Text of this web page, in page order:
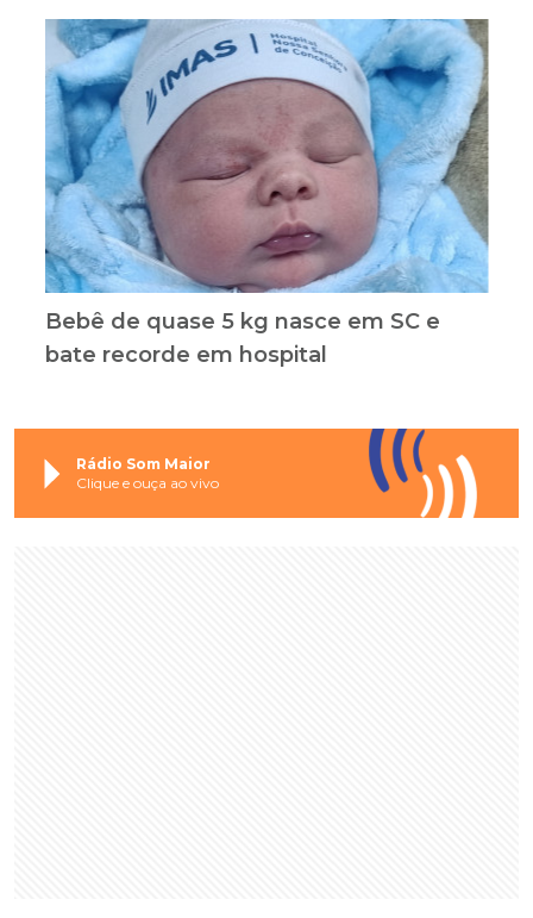
Bebê de quase 5 kg nasce em SC e
bate recorde em hospital
Rádio Som Maior
Clique e ouça ao vivo